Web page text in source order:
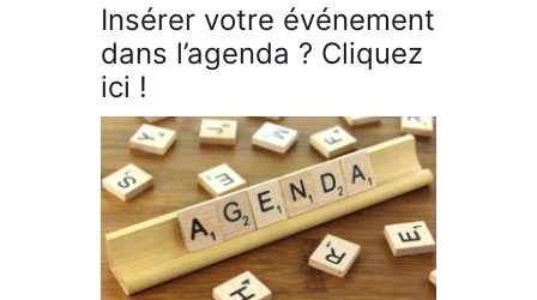
Insérer votre événement
dans l’agenda ? Cliquez
ici !